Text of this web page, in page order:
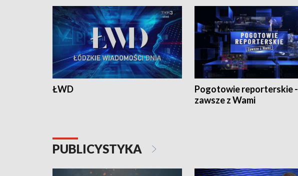
ŁWD
Pogotowie reporterskie -
zawsze z Wami
PUBLICYSTYKA